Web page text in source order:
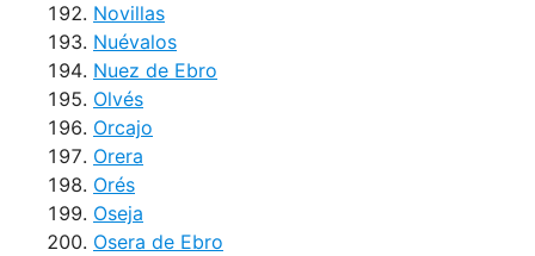
Novillas
Nuévalos
Nuez de Ebro
Olvés
Orcajo
Orera
Orés
Oseja
Osera de Ebro